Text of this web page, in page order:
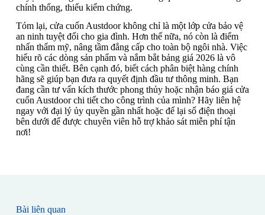
chính thống, thiếu kiểm chứng.
Tóm lại, cửa cuốn Austdoor không chỉ là một lớp cửa bảo vệ
an ninh tuyệt đối cho gia đình. Hơn thế nữa, nó còn là điểm
nhấn thẩm mỹ, nâng tầm đẳng cấp cho toàn bộ ngôi nhà. Việc
hiểu rõ các dòng sản phẩm và nắm bắt bảng giá 2026 là vô
cùng cần thiết. Bên cạnh đó, biết cách phân biệt hàng chính
hãng sẽ giúp bạn đưa ra quyết định đầu tư thông minh. Bạn
đang cần tư vấn kích thước phong thủy hoặc nhận báo giá cửa
cuốn Austdoor chi tiết cho công trình của mình? Hãy liên hệ
ngay với đại lý ủy quyền gần nhất hoặc để lại số điện thoại
bên dưới để được chuyên viên hỗ trợ khảo sát miễn phí tận
nơi!
Bài liên quan